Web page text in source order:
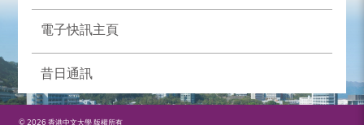
電子快訊主頁
昔日通訊
© 2026 香港中文大學 版權所有